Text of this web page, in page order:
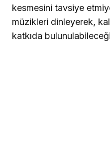
kesmesini tavsiye
müzikleri dinleyerek,
katkıda